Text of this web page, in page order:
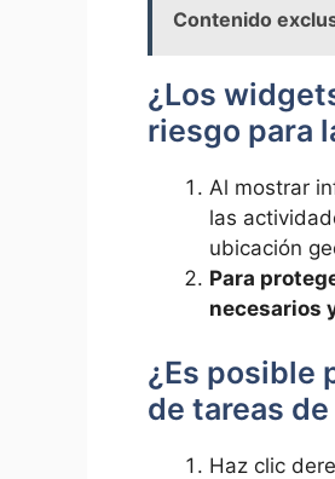
Contenido
¿Los
riesgo para
Al mostrar
las
ubicación
Para
necesarios
¿Es posible
de tareas
​Haz clic